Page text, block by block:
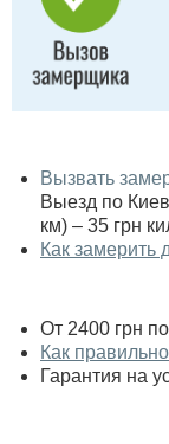
Вызвать
Выезд по
км) – 35 грн
Как замерить
От 2400 грн
Как
Гарантия на